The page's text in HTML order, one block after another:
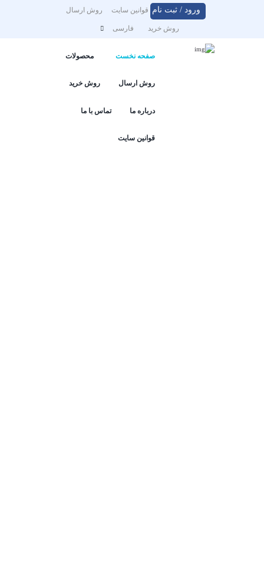
ورود / ثبت نام قوانین سایت روش ارسال
روش خرید فارسی
صفحه نخست محصولات
روش ارسال روش خرید
درباره ما تماس با ما
قوانین سایت